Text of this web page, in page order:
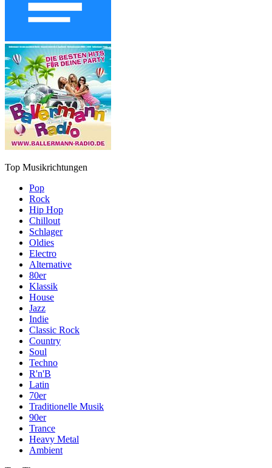
Top Musikrichtungen
Pop
Rock
Hip Hop
Chillout
Schlager
Oldies
Electro
Alternative
80er
Klassik
House
Jazz
Indie
Classic Rock
Country
Soul
Techno
R'n'B
Latin
70er
Traditionelle Musik
90er
Trance
Heavy Metal
Ambient